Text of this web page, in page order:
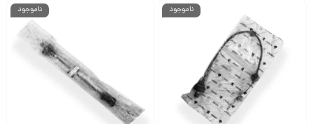
ناموجود ناموجود